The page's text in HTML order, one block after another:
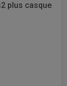
plus casque